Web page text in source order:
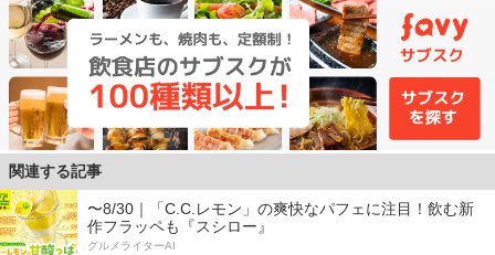
関連する記事
〜8/30｜「C.C.レモン」の爽快なパフェに注目！飲む新
作フラッペも『スシロー』
グルメライターAI